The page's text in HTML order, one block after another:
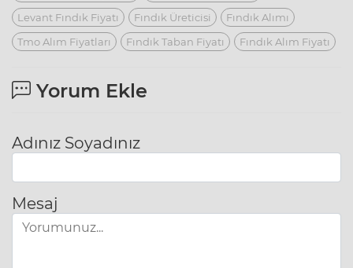
Levant Fındık Fiyatı
Fındık Üreticisi
Fındık Alımı
Tmo Alım Fiyatları
Fındık Taban Fiyatı Fındık Alım Fiyatı
Yorum Ekle
Adınız Soyadınız
Mesaj